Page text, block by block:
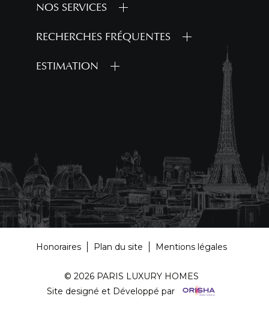
NOS SERVICES
RECHERCHES FRÉQUENTES
ESTIMATION
Honoraires Plan du site Mentions légales
© 2026 PARIS LUXURY HOMES
Site designé et Développé par